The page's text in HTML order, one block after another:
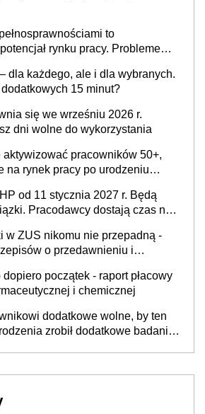
to
rynku pracy. Problemem
po stronie systemu i
[WYWIAD]
dla każdego, ale i dla wybranych.
15 minut?
się we wrześniu 2026 r.
dni wolne do wykorzystania
aktywizować pracowników 50+,
na rynek pracy po urodzeniu
Fundusz na rzecz
od 11 stycznia 2027 r. Będą
Pracodawcy dostają czas na
w ZUS nikomu nie przepadną -
o przedawnieniu i
dopiero początek - raport płacowy
i chemicznej
dodatkowe wolne, by ten
zrobił dodatkowe badania.